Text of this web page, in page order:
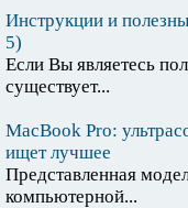
Инструкции и
5)
Если Вы являетесь
существует...
MacBook Pro:
ищет лучшее
Представленная
компьютерной...